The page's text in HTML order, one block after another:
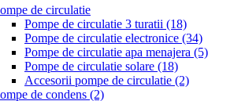
de circulatie
Pompe de circulatie 3 turatii (18)
Pompe de circulatie electronice (34)
Pompe de circulatie apa menajera (5)
Pompe de circulatie solare (18)
Accesorii pompe de circulatie (2)
de condens (2)